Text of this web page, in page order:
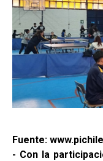
Fuente:
- Con la